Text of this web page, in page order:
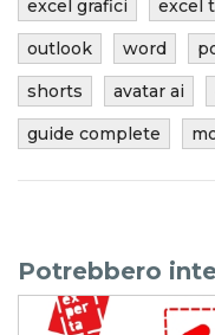
excel grafici excel
outlook
word
shorts
avatar ai
guide complete
Potrebbero